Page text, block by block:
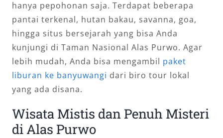
hanya pepohonan saja. Terdapat beberapa
pantai terkenal, hutan bakau, savanna, goa,
hingga situs bersejarah yang bisa Anda
kunjungi di Taman Nasional Alas Purwo. Agar
lebih mudah, Anda bisa mengambil paket
liburan ke banyuwangi dari biro tour lokal
yang ada disana.
Wisata Mistis dan Penuh Misteri
di Alas Purwo